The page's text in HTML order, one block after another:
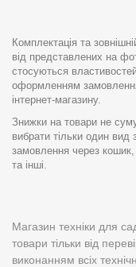
Комплектація та
від представлених на
стосуються
оформленням
інтернет-магазину.
Знижки на товари не
вибрати тільки один
замовлення через
та інші.
Магазин техніки для
товари тільки від
виконанням всіх